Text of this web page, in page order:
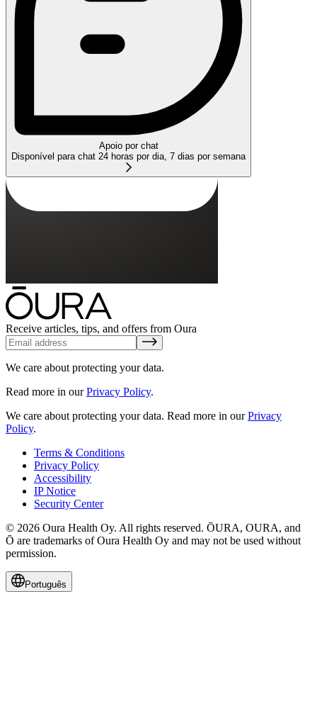
Apoio por chat
Disponível para chat 24 horas por dia, 7 dias por semana
Receive articles, tips, and offers from Oura
We care about protecting your data.
Read more in ourPrivacy Policy.
We care about protecting your data. Read more in ourPrivacy
Policy.
Terms & Conditions
Privacy Policy
Accessibility
IP Notice
Security Center
© 2026 Oura Health Oy. All rights reserved. ŌURA, OURA, and
Ō are trademarks of Oura Health Oy and may not be used without
permission.
Português